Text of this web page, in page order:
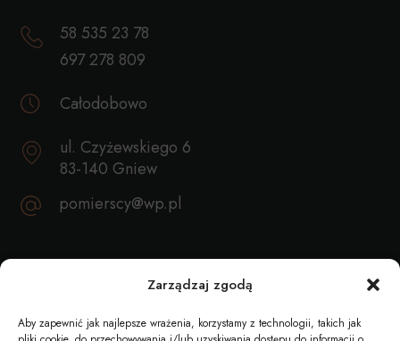
Zarządzaj zgodą
Aby zapewnić jak najlepsze wrażenia, korzystamy z technologii, takich jak
58 535 23 78
697 278 809
Całodobowo
ul. Czyżewskiego 6
83-140 Gniew
pomierscy@wp.pl
REKOMENDACJE